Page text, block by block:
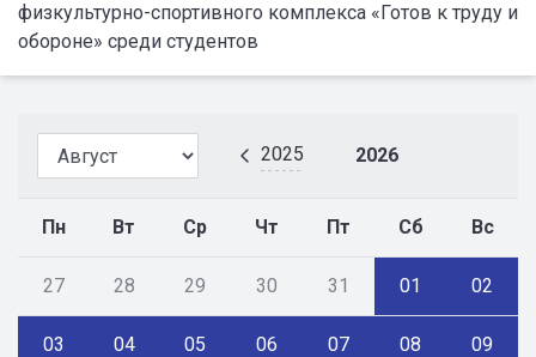
физкультурно-спортивного комплекса «Готов к труду и
обороне» среди студентов
2025 2026
Пн Вт Ср Чт Пт Сб Вс
27 28 29 30 31 01 02
03 04 05 06 07 08 09